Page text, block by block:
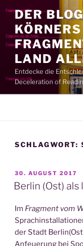
Inhalt
springen
DER
KÖRNERS
LAND
Entdecke die
Deceleration of
SCHLAGWORT:
VERÖFFENTLICHT
AM
30. AUGUST 2017
Berlin (Ost)
Im Fragment vom
der Stadt
Anfeuerung bei